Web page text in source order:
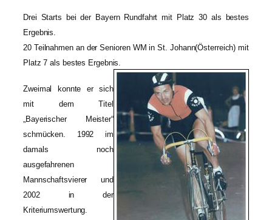
Drei Starts bei der Bayern Rundfahrt mit Platz 30 als bestes
Ergebnis.
20 Teilnahmen an der Senioren WM in St. Johann(Österreich) mit
Platz 7 als bestes Ergebnis.
Zweimal konnte er sich
mit dem Titel
„Bayerischer Meister“
schmücken. 1992 im
damals noch
ausgefahrenen
Mannschaftsvierer und
2002 in der
Kriteriumswertung.